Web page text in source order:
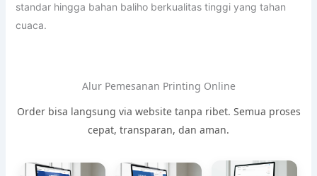
standar hingga bahan baliho berkualitas tinggi yang tahan
cuaca.
Alur Pemesanan Printing Online
Order bisa langsung via website tanpa ribet. Semua proses
cepat, transparan, dan aman.